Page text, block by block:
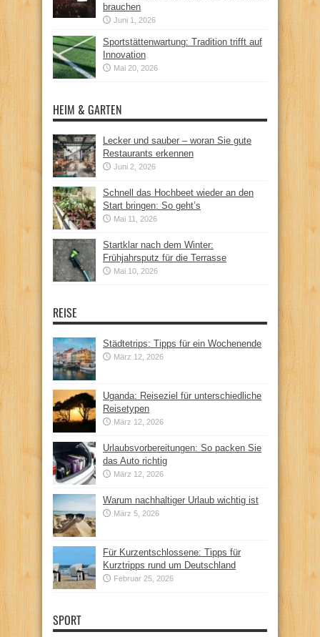
brauchen
Juni 1, 2026
Sportstättenwartung: Tradition trifft auf
Innovation
Mai 20, 2026
HEIM & GARTEN
Lecker und sauber – woran Sie gute
Restaurants erkennen
Juni 2, 2026
Schnell das Hochbeet wieder an den
Start bringen: So geht’s
Mai 11, 2026
Startklar nach dem Winter:
Frühjahrsputz für die Terrasse
Mai 10, 2026
REISE
Städtetrips: Tipps für ein Wochenende
März 12, 2026
Uganda: Reiseziel für unterschiedliche
Reisetypen
März 12, 2026
Urlaubsvorbereitungen: So packen Sie
das Auto richtig
März 12, 2026
Warum nachhaltiger Urlaub wichtig ist
März 5, 2026
Für Kurzentschlossene: Tipps für
Kurztripps rund um Deutschland
Februar 25, 2026
SPORT